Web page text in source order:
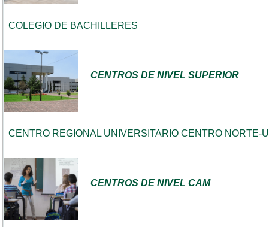
COLEGIO DE BACHILLERES
CENTROS DE NIVEL SUPERIOR
CENTRO REGIONAL UNIVERSITARIO CENTRO NORTE-
CENTROS DE NIVEL CAM